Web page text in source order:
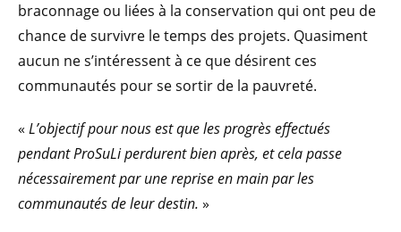
braconnage ou liées à la conservation qui ont peu de
chance de survivre le temps des projets. Quasiment
aucun ne s’intéressent à ce que désirent ces
communautés pour se sortir de la pauvreté.
« L’objectif pour nous est que les progrès effectués
pendant ProSuLi perdurent bien après, et cela passe
nécessairement par une reprise en main par les
communautés de leur destin. »